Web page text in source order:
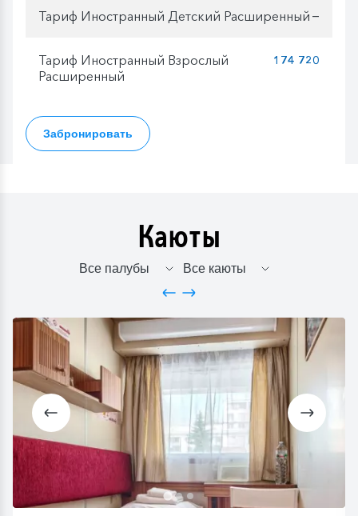
Тариф Иностранный Детский Расширенный —
Тариф Иностранный Взрослый
Расширенный
174 720
Забронировать
Каюты